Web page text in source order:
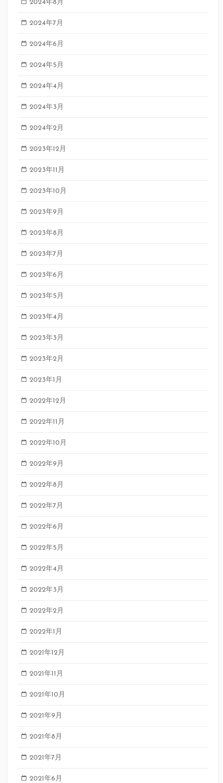
2024年8月
2024年7月
2024年6月
2024年5月
2024年4月
2024年3月
2024年2月
2023年12月
2023年11月
2023年10月
2023年9月
2023年8月
2023年7月
2023年6月
2023年5月
2023年4月
2023年3月
2023年2月
2023年1月
2022年12月
2022年11月
2022年10月
2022年9月
2022年8月
2022年7月
2022年6月
2022年5月
2022年4月
2022年3月
2022年2月
2022年1月
2021年12月
2021年11月
2021年10月
2021年9月
2021年8月
2021年7月
2021年6月